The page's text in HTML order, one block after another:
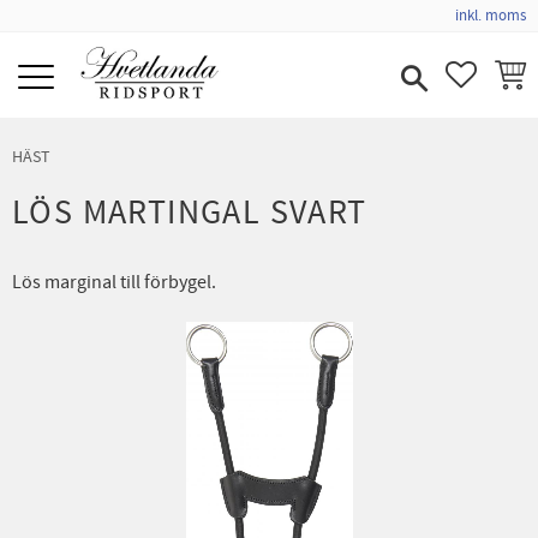
inkl. moms
HÄST
LÖS MARTINGAL SVART
Lös marginal till förbygel.